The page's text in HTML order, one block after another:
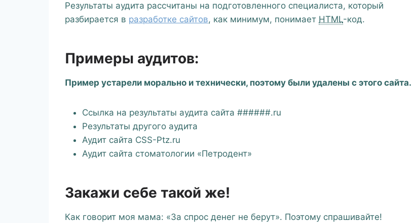
Результаты аудита рассчитаны на подготовленного специалиста, который
разбирается в разработке сайтов, как минимум, понимает HTML-код.
Примеры аудитов:
Пример устарели морально и технически, поэтому были удалены с этого сайта.
Ссылка на результаты аудита сайта ######.ru
Результаты другого аудита
Аудит сайта CSS-Ptz.ru
Аудит сайта стоматологии «Петродент»
Закажи себе такой же!
Как говорит моя мама: «За спрос денег не берут». Поэтому спрашивайте!